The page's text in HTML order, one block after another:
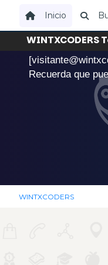
Inicio
WINTXCODERS
Recuerda que
WINTXCODERS